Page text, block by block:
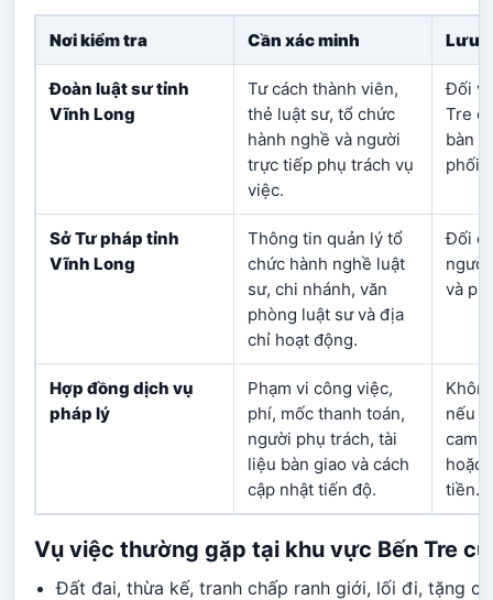
Nơi kiểm tra Cần xác minh Lưu ý
Đoàn luật sư tỉnh
Vĩnh Long
Tư cách thành viên,
thẻ luật sư, tổ chức
hành nghề và người
trực tiếp phụ trách vụ
việc.
Đối
Tre
bàn
phối
Sở Tư pháp tỉnh
Vĩnh Long
Thông tin quản lý tổ
chức hành nghề luật
sư, chi nhánh, văn
phòng luật sư và địa
chỉ hoạt động.
Đối
và
Hợp đồng dịch vụ
pháp lý
Phạm vi công việc,
phí, mốc thanh toán,
người phụ trách, tài
liệu bàn giao và cách
cập nhật tiến độ.
nếu
cam
hoặc
tiền.
Vụ việc thường gặp tại khu vực Bến Tre cũ
Đất đai, thừa kế, tranh chấp ranh giới, lối đi, tặng